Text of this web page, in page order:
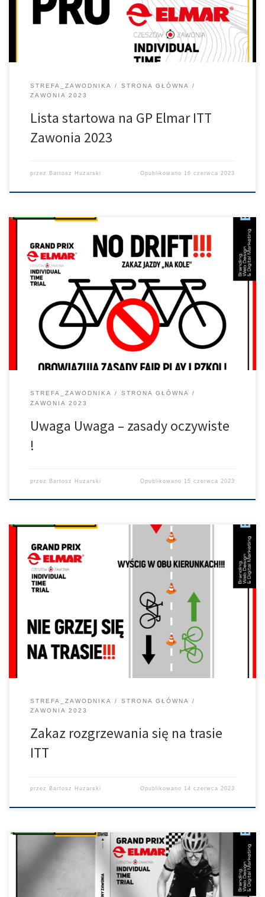
STREFA_ZAWODNIKA
STRONA GŁÓWNA
ZAWONIA 2023
Lista startowa na GP Elmar ITT
Zawonia 2023
przez Bartosz Huzarski Opublikowano 16 czerwca 2023
Jeszcze dwie zasadnicze informacje, niby każdemu znane ale
jednak – dla nowych w naszym środowisku, może to być niejasne.
Na dystansie fun należy dojechać do półmetka wyścigu i nawrócić
we wskazanym miejscu ! nie można tego zrobić wcześniej.
Podczas wyścigu ITT obowiązuje zakaz jazdy bezpośrednio na
kole poprzedzającego zawodnika ! […]
STREFA_ZAWODNIKA
STRONA GŁÓWNA
ZAWONIA 2023
Uwaga Uwaga – zasady oczywiste
!
przez Bartosz Huzarski Opublikowano 15 czerwca 2023
Informacja dla osób oczekujących na swój start. Obowiązuje
bezwzględny zakaz rozgrzewania się na trasie wyścigu w trakcie
trwania rywalizacji FUN lub PRO. Trasa będzie udostępniona to
zapoznania przed startem pierwszych zawodników oraz w
przerwie pomiędzy dystansami. Liczymy na Wasze zrozumienie
sytuacji, gdyż chodzi tutaj o bezpieczeństwo zawodników.
Niezastosowanie się do […]
STREFA_ZAWODNIKA
STRONA GŁÓWNA
ZAWONIA 2023
Zakaz rozgrzewania się na trasie
ITT
przez Bartosz Huzarski Opublikowano 14 czerwca 2023
Gmina Zawonia oraz Żmigród będą gościć kolarzy startujących w